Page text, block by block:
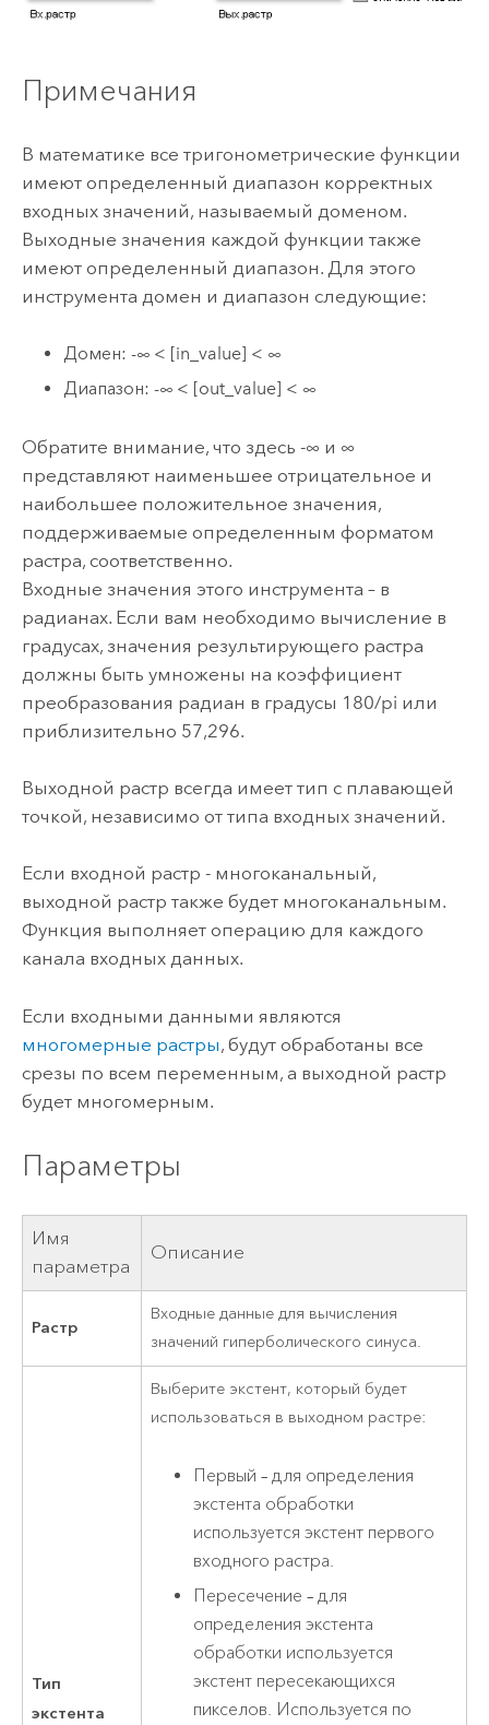
Примечания
В математике все тригонометрические функции
имеют определенный диапазон корректных
входных значений, называемый доменом.
Выходные значения каждой функции также
имеют определенный диапазон. Для этого
инструмента домен и диапазон следующие:
Домен: -∞ < [in_value] < ∞
Диапазон: -∞ < [out_value] < ∞
Обратите внимание, что здесь -∞ и ∞
представляют наименьшее отрицательное и
наибольшее положительное значения,
поддерживаемые определенным форматом
растра, соответственно.
Входные значения этого инструмента – в
радианах. Если вам необходимо вычисление в
градусах, значения результирующего растра
должны быть умножены на коэффициент
преобразования радиан в градусы 180/pi или
приблизительно 57,296.
Выходной растр всегда имеет тип с плавающей
точкой, независимо от типа входных значений.
Если входной растр - многоканальный,
выходной растр также будет многоканальным.
Функция выполняет операцию для каждого
канала входных данных.
Если входными данными являются
многомерные растры, будут обработаны все
срезы по всем переменным, а выходной растр
будет многомерным.
Параметры
Имя
параметра
Описание
Растр
Входные данные для вычисления
значений гиперболического синуса.
Тип
экстента
Выберите экстент, который будет
использоваться в выходном растре:
Первый – для определения
экстента обработки
используется экстент первого
входного растра.
Пересечение – для
определения экстента
обработки используется
экстент пересекающихся
пикселов. Используется по